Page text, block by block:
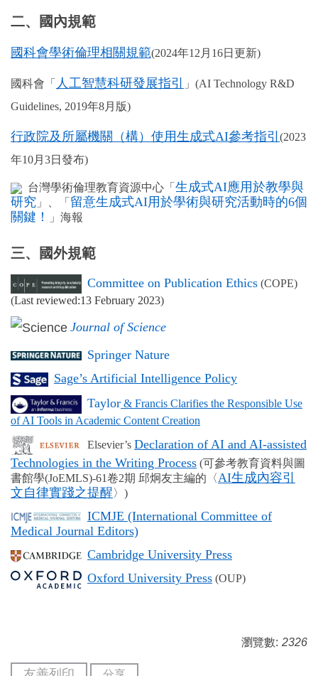
二、國內規範
國科會學術倫理相關規範(2024年12月16日更新)
國科會「 人工智慧科研發展指引
」(AI Technology R&D
Guidelines, 2019年8月版)
行政院及所屬機關（構）使用生成式AI參考指引 (2023
年10月3日發布)
台灣學術倫理教育資源中心「 生成式AI應用於教學與
研究 」、 「 留意生成式AI用於學術與研究活動時的6個
關鍵！
」海報
三、國外規範
Committee on Publication Ethics (COPE)
(Last reviewed:13 February 2023)
Journal of Science
Springer Nature
Sage’s Artificial Intelligence Policy
Taylor & Francis Clarifies the Responsible Use
of AI Tools in Academic Content Creation
Elsevier’s Declaration of AI and AI-assisted
Technologies in the Writing Process (可參考教育資料與圖
書館學(JoEMLS)-61卷2期 邱炯友主編的〈AI生成內容引
文自律實踐之提醒〉 )
ICMJE (International Committee of
Medical Journal Editors)
Cambridge University Press
Oxford University Press (OUP)
瀏覽數: 2326